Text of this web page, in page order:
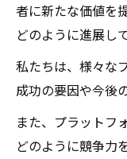
者に新たな価値を
どのように進展し
私たちは、様々な
成功の要因や今後
また、プラットフ
どのように競争力